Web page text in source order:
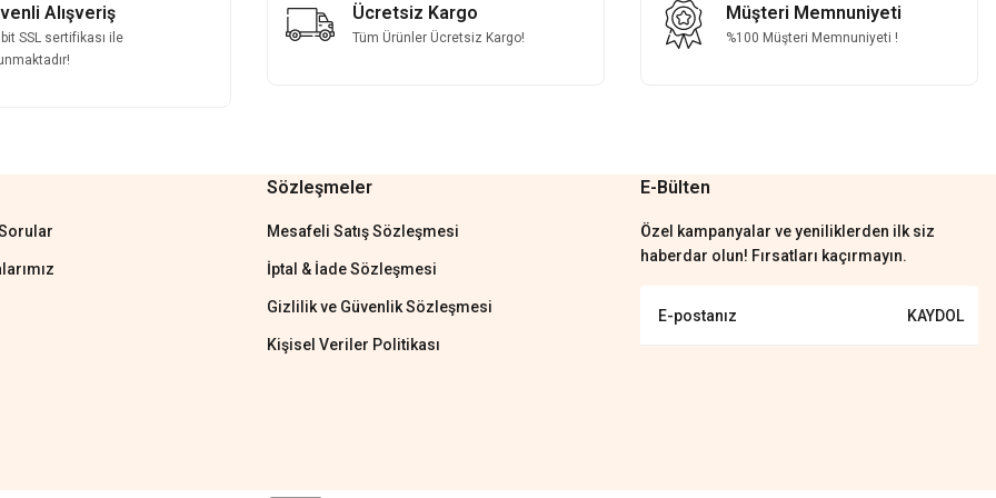
Gönder
Alışveriş
SSL sertifikası ile
Ücretsiz Kargo
Tüm Ürünler Ücretsiz Kargo!
Müşteri Memnuniyeti
%100 Müşteri Memnuniyeti !
Sözleşmeler
Mesafeli Satış Sözleşmesi
İptal & İade Sözleşmesi
Gizlilik ve Güvenlik Sözleşmesi
Kişisel Veriler Politikası
E-Bülten
Özel kampanyalar ve yeniliklerden ilk siz
haberdar olun! Fırsatları kaçırmayın.
KAYDOL